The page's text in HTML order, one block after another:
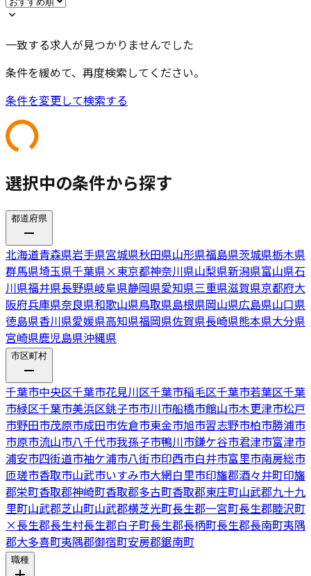
一致する求人が見つかりませんでした
条件を緩めて、再度検索してください。
条件を変更して検索する
選択中の条件から探す
都道府県
北海道青森県岩手県宮城県秋田県山形県福島県茨城県栃木県
群馬県埼玉県千葉県×東京都神奈川県山梨県新潟県富山県石
川県福井県長野県岐阜県静岡県愛知県三重県滋賀県京都府大
阪府兵庫県奈良県和歌山県鳥取県島根県岡山県広島県山口県
徳島県香川県愛媛県高知県福岡県佐賀県長崎県熊本県大分県
宮崎県鹿児島県沖縄県
市区町村
千葉市中央区千葉市花見川区千葉市稲毛区千葉市若葉区千葉
市緑区千葉市美浜区銚子市市川市船橋市館山市木更津市松戸
市野田市茂原市成田市佐倉市東金市旭市習志野市柏市勝浦市
市原市流山市八千代市我孫子市鴨川市鎌ケ谷市君津市富津市
浦安市四街道市袖ケ浦市八街市印西市白井市富里市南房総市
匝瑳市香取市山武市いすみ市大網白里市印旛郡酒々井町印旛
郡栄町香取郡神崎町香取郡多古町香取郡東庄町山武郡九十九
里町山武郡芝山町山武郡横芝光町長生郡一宮町長生郡睦沢町
×長生郡長生村長生郡白子町長生郡長柄町長生郡長南町夷隅
郡大多喜町夷隅郡御宿町安房郡鋸南町
職種